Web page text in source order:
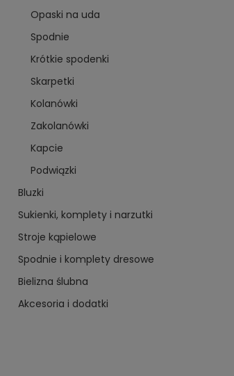
Opaski na uda
Spodnie
Krótkie spodenki
Skarpetki
Kolanówki
Zakolanówki
Kapcie
Podwiązki
Bluzki
Sukienki, komplety i narzutki
Stroje kąpielowe
Spodnie i komplety dresowe
Bielizna ślubna
Akcesoria i dodatki